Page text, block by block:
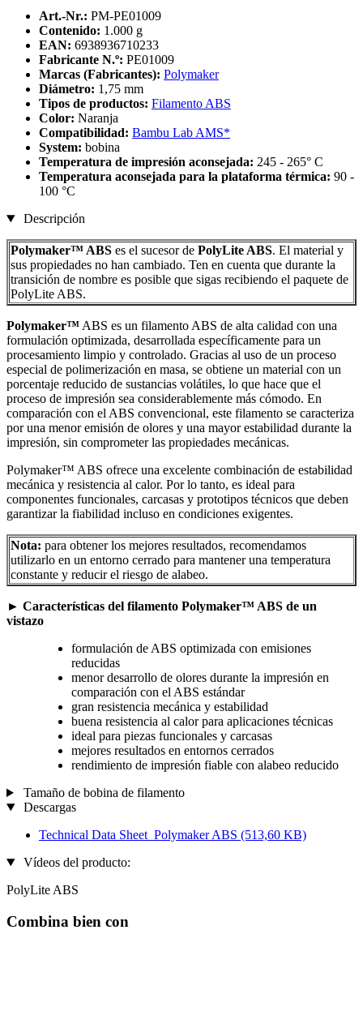
Art.-Nr.: PM-PE01009
Contenido: 1.000 g
EAN: 6938936710233
Fabricante N.º: PE01009
Marcas (Fabricantes): Polymaker
Diámetro: 1,75 mm
Tipos de productos: Filamento ABS
Color: Naranja
Compatibilidad: Bambu Lab AMS*
System: bobina
Temperatura de impresión aconsejada: 245 - 265° C
Temperatura aconsejada para la plataforma térmica: 90 -
100 °C
Descripción
Polymaker™ ABS es el sucesor de PolyLite ABS. El material y
sus propiedades no han cambiado. Ten en cuenta que durante la
transición de nombre es posible que sigas recibiendo el paquete de
PolyLite ABS.
Polymaker™ ABS es un filamento ABS de alta calidad con una
formulación optimizada, desarrollada específicamente para un
procesamiento limpio y controlado. Gracias al uso de un proceso
especial de polimerización en masa, se obtiene un material con un
porcentaje reducido de sustancias volátiles, lo que hace que el
proceso de impresión sea considerablemente más cómodo. En
comparación con el ABS convencional, este filamento se caracteriza
por una menor emisión de olores y una mayor estabilidad durante la
impresión, sin comprometer las propiedades mecánicas.
Polymaker™ ABS ofrece una excelente combinación de estabilidad
mecánica y resistencia al calor. Por lo tanto, es ideal para
componentes funcionales, carcasas y prototipos técnicos que deben
garantizar la fiabilidad incluso en condiciones exigentes.
Nota: para obtener los mejores resultados, recomendamos
utilizarlo en un entorno cerrado para mantener una temperatura
constante y reducir el riesgo de alabeo.
► Características del filamento Polymaker™ ABS de un
vistazo
formulación de ABS optimizada con emisiones
reducidas
menor desarrollo de olores durante la impresión en
comparación con el ABS estándar
gran resistencia mecánica y estabilidad
buena resistencia al calor para aplicaciones técnicas
ideal para piezas funcionales y carcasas
mejores resultados en entornos cerrados
rendimiento de impresión fiable con alabeo reducido
Tamaño de bobina de filamento
Descargas
Technical Data Sheet_Polymaker ABS (513,60 KB)
Vídeos del producto:
PolyLite ABS
Combina bien con